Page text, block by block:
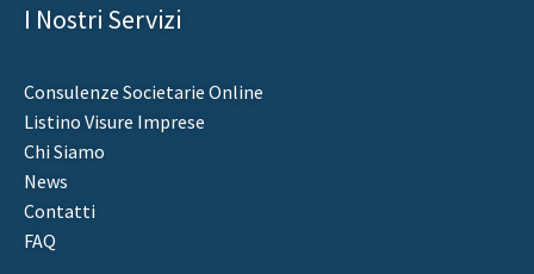
I Nostri Servizi
Consulenze Societarie Online
Listino Visure Imprese
Chi Siamo
News
Contatti
FAQ